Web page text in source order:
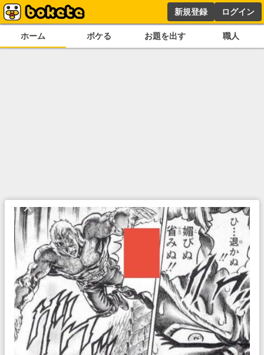
新規登録 ログイン
ホーム ボケる お題を出す 職人